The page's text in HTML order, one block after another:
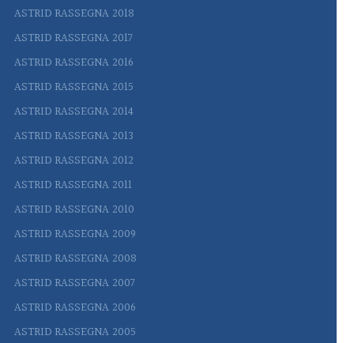
ASTRID RASSEGNA 2018
ASTRID RASSEGNA 2017
ASTRID RASSEGNA 2016
ASTRID RASSEGNA 2015
ASTRID RASSEGNA 2014
ASTRID RASSEGNA 2013
ASTRID RASSEGNA 2012
ASTRID RASSEGNA 2011
ASTRID RASSEGNA 2010
ASTRID RASSEGNA 2009
ASTRID RASSEGNA 2008
ASTRID RASSEGNA 2007
ASTRID RASSEGNA 2006
ASTRID RASSEGNA 2005